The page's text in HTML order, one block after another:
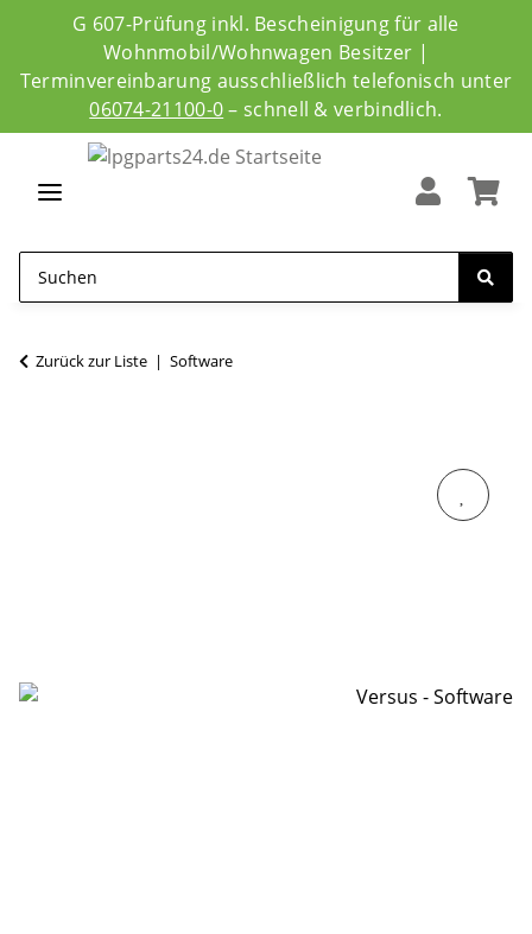
G 607-Prüfung inkl. Bescheinigung für alle
Wohnmobil/Wohnwagen Besitzer |
Terminvereinbarung ausschließlich telefonisch unter
06074-21100-0– schnell & verbindlich.
Zurück zur Liste Software